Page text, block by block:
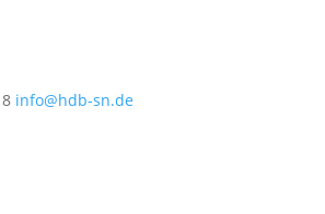
info@hdb-sn.de